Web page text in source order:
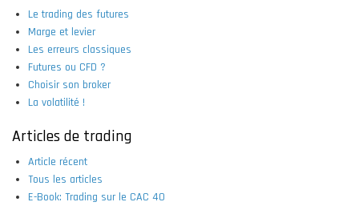
Le trading des futures
Marge et levier
Les erreurs classiques
Futures ou CFD ?
Choisir son broker
La volatilité !
Articles de trading
Article récent
Tous les articles
E-Book: Trading sur le CAC 40